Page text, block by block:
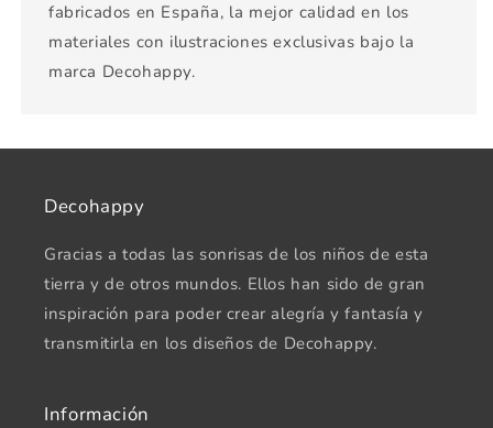
fabricados en España, la mejor calidad en los
materiales con ilustraciones exclusivas bajo la
marca Decohappy.
Decohappy
Gracias a todas las sonrisas de los niños de esta
tierra y de otros mundos. Ellos han sido de gran
inspiración para poder crear alegría y fantasía y
transmitirla en los diseños de Decohappy.
Información